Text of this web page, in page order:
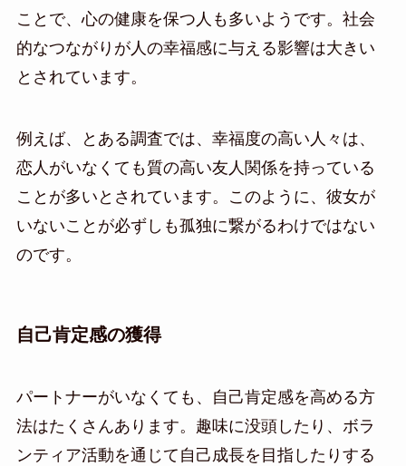
ことで、心の健康を保つ人も多いようです。社会
的なつながりが人の幸福感に与える影響は大きい
とされています。
例えば、とある調査では、幸福度の高い人々は、
恋人がいなくても質の高い友人関係を持っている
ことが多いとされています。このように、彼女が
いないことが必ずしも孤独に繋がるわけではない
のです。
自己肯定感の獲得
パートナーがいなくても、自己肯定感を高める方
法はたくさんあります。趣味に没頭したり、ボラ
ンティア活動を通じて自己成長を目指したりする